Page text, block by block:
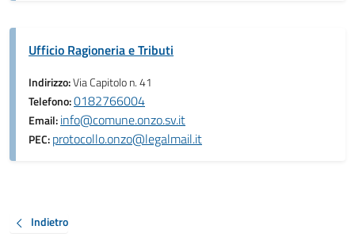
Ufficio Ragioneria e Tributi
Indirizzo:Via Capitolo n. 41
Telefono:0182766004
Email:info@comune.onzo.sv.it
PEC:protocollo.onzo@legalmail.it
Indietro